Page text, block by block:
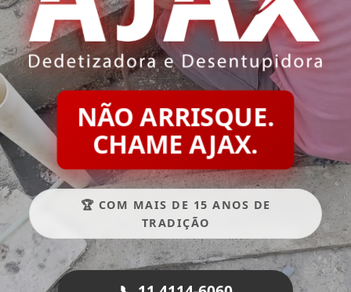
NÃO ARRISQUE.
CHAME AJAX.
🏆 COM MAIS DE 15 ANOS DE
TRADIÇÃO